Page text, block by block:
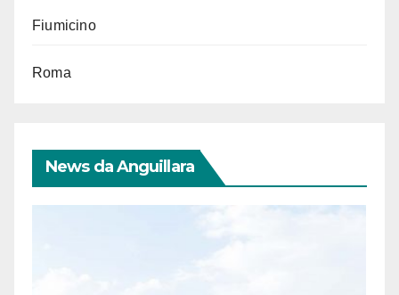
Fiumicino
Roma
News da Anguillara